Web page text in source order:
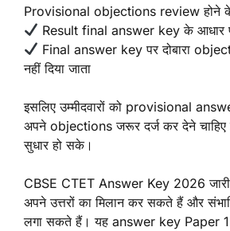
Provisional objections review होने के
Result final answer key के आधार
Final answer key पर दोबारा
नहीं दिया जाता
इसलिए उम्मीदवारों को provisional
अपने objections जरूर दर्ज कर देने चाहिए
सुधार हो सके।
CBSE CTET Answer Key 2026 जारी
अपने उत्तरों का मिलान कर सकते हैं और
लगा सकते हैं। यह answer key Paper